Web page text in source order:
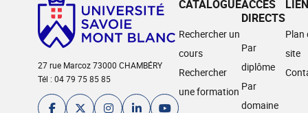
27 rue Marcoz 73000 CHAMBÉRY
Tél : 04 79 75 85 85
CATALOGUE
Rechercher un
cours
Rechercher
une formation
ACCÈS
DIRECTS
Par
diplôme
Par
domaine
Plan
site